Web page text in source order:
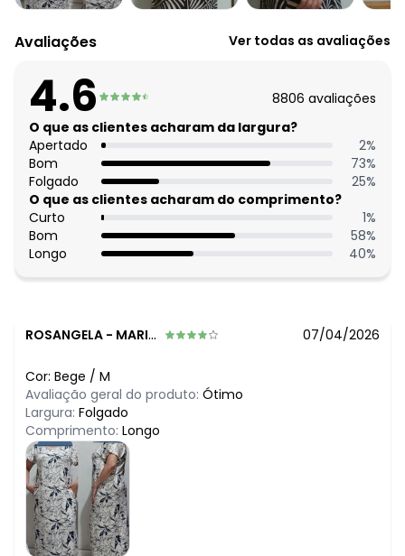
Avaliações Ver todas as avaliações
4.6 8806 avaliações
O que as clientes acharam da largura?
Apertado
2%
Bom
73%
Folgado
25%
O que as clientes acharam do comprimento?
Curto
1%
Bom
58%
Longo
40%
ROSANGELA - MARIANOPOLIS DO TOCANTINS - TO 07/04/2026
Cor: Bege / M
Avaliação geral do produto: Ótimo
Largura: Folgado
Comprimento: Longo